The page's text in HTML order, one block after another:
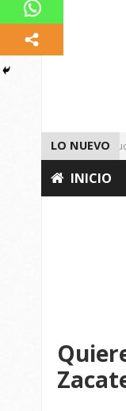
LO NUEVO
Detienen a
INICIO